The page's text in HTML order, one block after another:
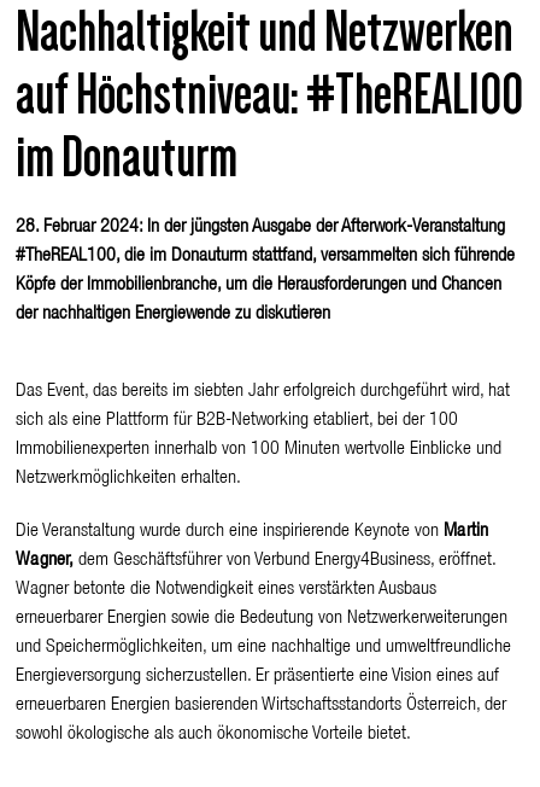
Nachhaltigkeit und Netzwerken
auf Höchstniveau: #TheREAL100
im Donauturm
28. Februar 2024: In der jüngsten Ausgabe der Afterwork-Veranstaltung
#TheREAL100, die im Donauturm stattfand, versammelten sich führende
Köpfe der Immobilienbranche, um die Herausforderungen und Chancen
der nachhaltigen Energiewende zu diskutieren
Das Event, das bereits im siebten Jahr erfolgreich durchgeführt wird, hat
sich als eine Plattform für B2B-Networking etabliert, bei der 100
Immobilienexperten innerhalb von 100 Minuten wertvolle Einblicke und
Netzwerkmöglichkeiten erhalten.
Die Veranstaltung wurde durch eine inspirierende Keynote von Martin
Wagner,dem Geschäftsführer von Verbund Energy4Business, eröffnet.
Wagner betonte die Notwendigkeit eines verstärkten Ausbaus
erneuerbarer Energien sowie die Bedeutung von Netzwerkerweiterungen
und Speichermöglichkeiten, um eine nachhaltige und umweltfreundliche
Energieversorgung sicherzustellen. Er präsentierte eine Vision eines auf
erneuerbaren Energien basierenden Wirtschaftsstandorts Österreich, der
sowohl ökologische als auch ökonomische Vorteile bietet.